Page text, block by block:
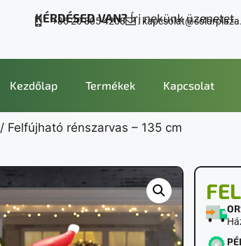
KÉRDÉSED VAN?Írj nekünk üzenetet.
+36 20 805 4208
Kezdőlap Termékek Kapcsolat
/ Felfújható rénszarvas – 135 cm